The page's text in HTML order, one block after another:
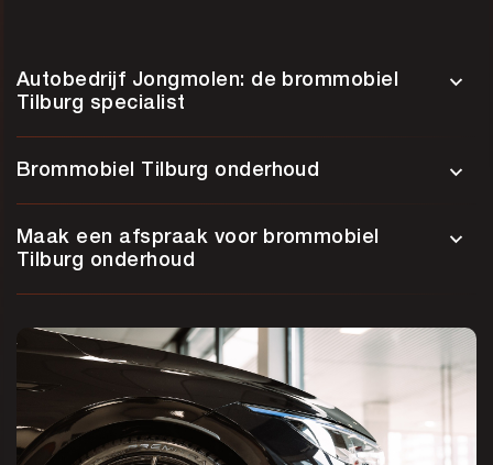
Autobedrijf Jongmolen: de brommobiel
Tilburg specialist
Brommobiel Tilburg onderhoud
Maak een afspraak voor brommobiel
Tilburg onderhoud